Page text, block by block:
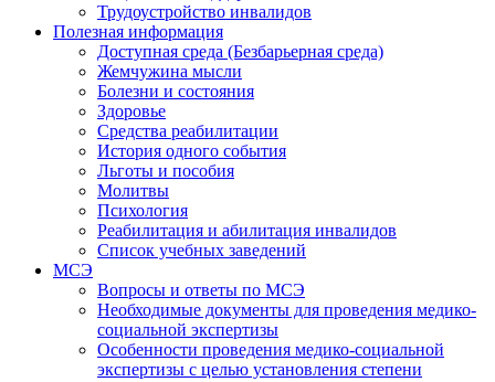
Трудоустройство инвалидов
Полезная информация
Доступная среда (Безбарьерная среда)
Жемчужина мысли
Болезни и состояния
Здоровье
Средства реабилитации
История одного события
Льготы и пособия
Молитвы
Психология
Реабилитация и абилитация инвалидов
Список учебных заведений
МСЭ
Вопросы и ответы по МСЭ
Необходимые документы для проведения медико-
социальной экспертизы
Особенности проведения медико-социальной
экспертизы с целью установления степени